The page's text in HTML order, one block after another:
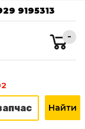
9195313
-